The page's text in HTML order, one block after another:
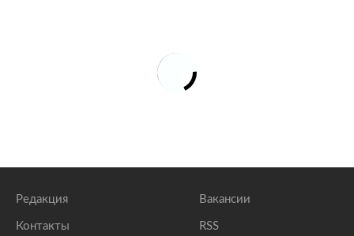
Редакция
Контакты
Вакансии
RSS